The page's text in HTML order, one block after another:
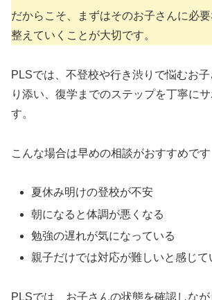
だからこそ、まずはそのお子さんに必要
整えていくことが大切です。
PLSでは、不登校や行き渋りで悩むお
り添い、復学までのステップを丁寧に
す。
こんな場合は早めの相談がおすすめです
夏休み明けの登校が不安
朝になると体調が悪くなる
勉強の遅れが気になっている
親子だけでは対応が難しいと感じて
PLSでは、お子さんの状態を確認しな